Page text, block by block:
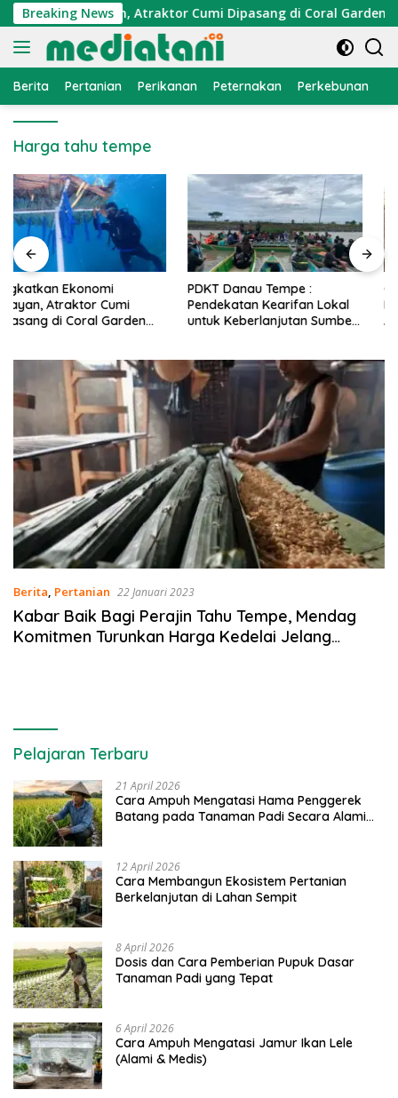
Langsung
ke
konten
Breaking News
Nelayan, Atraktor Cumi Dipasang di Coral Garden
Berita Pertanian Perikanan Peternakan Perkebunan
Harga tahu tempe
PDKT Danau Tempe :
Pendekatan Kearifan Lokal
untuk Keberlanjutan Sumber
Cara Mengatasi Penyakit
PMK pada Sapi Perah Secara
Alami dan Medis
Berita, Pertanian 22 Januari 2023
Kabar Baik Bagi Perajin Tahu Tempe, Mendag
Komitmen Turunkan Harga Kedelai Jelang
Pelajaran Terbaru
21 April 2026
Cara Ampuh Mengatasi Hama Penggerek
Batang pada Tanaman Padi Secara Alami
12 April 2026
Cara Membangun Ekosistem Pertanian
Berkelanjutan di Lahan Sempit
8 April 2026
Dosis dan Cara Pemberian Pupuk Dasar
Tanaman Padi yang Tepat
6 April 2026
Cara Ampuh Mengatasi Jamur Ikan Lele
(Alami & Medis)